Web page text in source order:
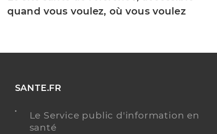
quand vous voulez, où vous voulez
SANTE.FR
Le Service public d'information en
santé